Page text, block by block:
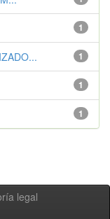
1
1
1
1
legal